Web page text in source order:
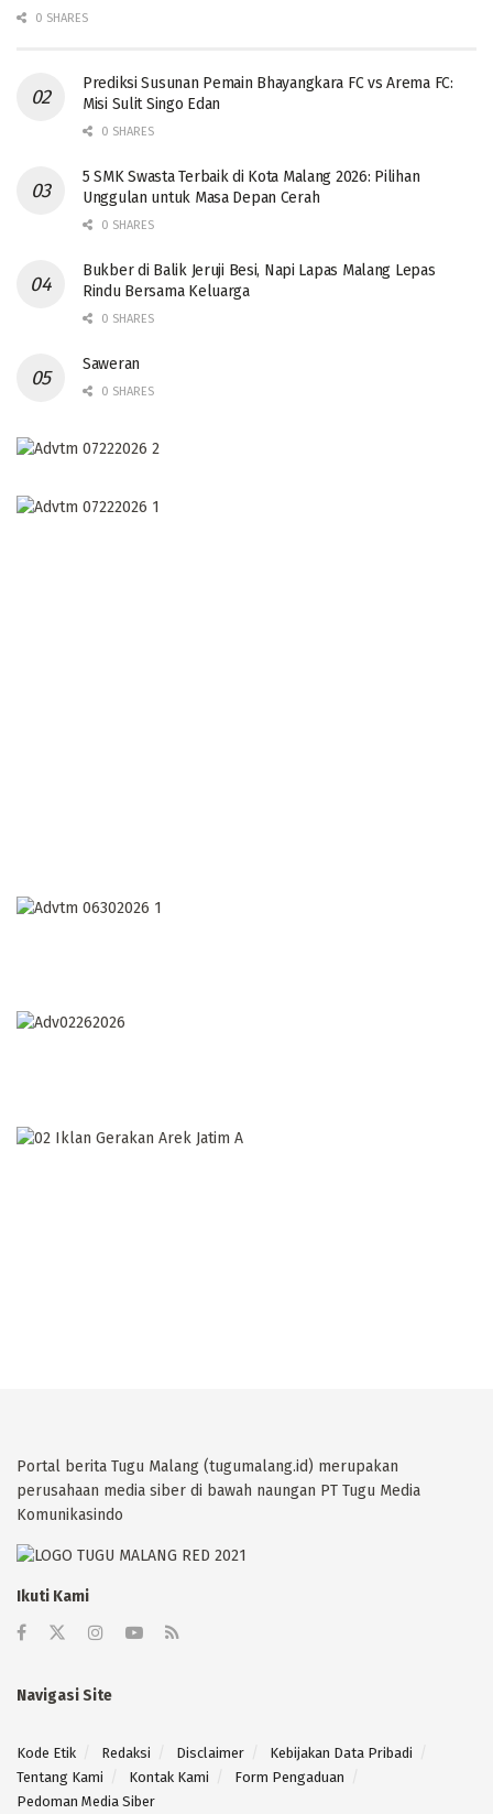
0 SHARES
Prediksi Susunan Pemain Bhayangkara FC vs Arema FC:
Misi Sulit Singo Edan
0 SHARES
5 SMK Swasta Terbaik di Kota Malang 2026: Pilihan
Unggulan untuk Masa Depan Cerah
0 SHARES
Bukber di Balik Jeruji Besi, Napi Lapas Malang Lepas
Rindu Bersama Keluarga
0 SHARES
Saweran
0 SHARES
Portal berita Tugu Malang (tugumalang.id) merupakan
perusahaan media siber di bawah naungan PT Tugu Media
Komunikasindo
Ikuti Kami
Navigasi Site
Kode Etik Redaksi Disclaimer
Kebijakan Data Pribadi
Tentang Kami
Kontak Kami
Form Pengaduan
Pedoman Media Siber